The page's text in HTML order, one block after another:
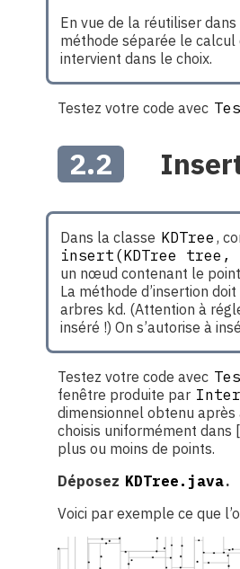
En vue de la réutiliser
méthode séparée le
intervient dans le choix.
Testez votre code avec
2.2
Dans la classe KDTree ,
insert(KDTree tree,
un nœud contenant le point
La méthode d’insertion
arbres kd. (Attention à
inséré !) On s’autorise à
Testez votre code avec
fenêtre produite par
dimensionnel obtenu
choisis uniformément dans
plus ou moins de points.
Déposez KDTree.java.
Voici par exemple ce que